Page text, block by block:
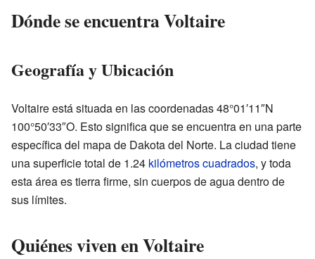
Dónde se encuentra Voltaire
Geografía y Ubicación
Voltaire está situada en las coordenadas 48°01′11″N
100°50′33″O. Esto significa que se encuentra en una parte
específica del mapa de Dakota del Norte. La ciudad tiene
una superficie total de 1.24 kilómetros cuadrados, y toda
esta área es tierra firme, sin cuerpos de agua dentro de
sus límites.
Quiénes viven en Voltaire